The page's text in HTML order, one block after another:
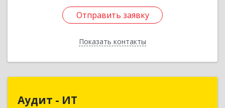
Отправить заявку
Показать контакты
Отправить заявку
Назад
Аудит - ИТ